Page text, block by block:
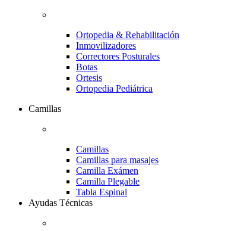
Ortopedia & Rehabilitación
Inmovilizadores
Correctores Posturales
Botas
Ortesis
Ortopedia Pediátrica
Camillas
Camillas
Camillas para masajes
Camilla Exámen
Camilla Plegable
Tabla Espinal
Ayudas Técnicas